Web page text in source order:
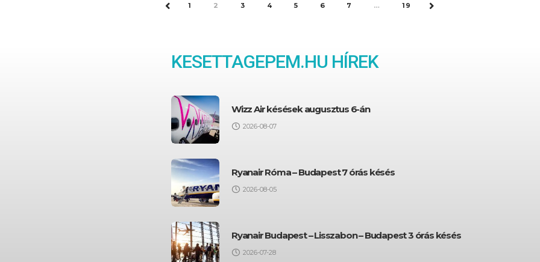
PREV1 2 3 4 5 6 7 … 19 NEXT
KESETTAGEPEM.HU HÍREK
Wizz Air késések augusztus 6-án
2026-08-07
Ryanair Róma – Budapest 7 órás késés
2026-08-05
Ryanair Budapest – Lisszabon – Budapest 3 órás késés
2026-07-28